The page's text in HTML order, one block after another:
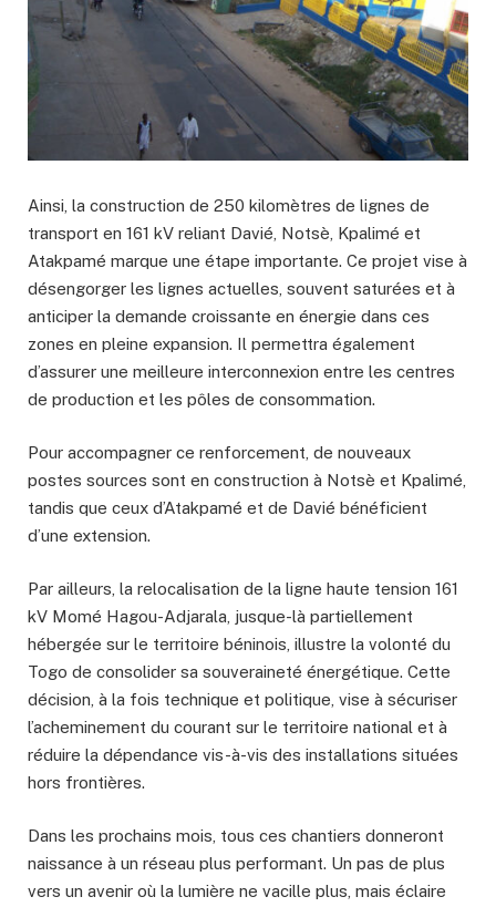
Ainsi, la construction de 250 kilomètres de lignes de
transport en 161 kV reliant Davié, Notsè, Kpalimé et
Atakpamé marque une étape importante. Ce projet vise à
désengorger les lignes actuelles, souvent saturées et à
anticiper la demande croissante en énergie dans ces
zones en pleine expansion. Il permettra également
d’assurer une meilleure interconnexion entre les centres
de production et les pôles de consommation.
Pour accompagner ce renforcement, de nouveaux
postes sources sont en construction à Notsè et Kpalimé,
tandis que ceux d’Atakpamé et de Davié bénéficient
d’une extension.
Par ailleurs, la relocalisation de la ligne haute tension 161
kV Momé Hagou-Adjarala, jusque-là partiellement
hébergée sur le territoire béninois, illustre la volonté du
Togo de consolider sa souveraineté énergétique. Cette
décision, à la fois technique et politique, vise à sécuriser
l’acheminement du courant sur le territoire national et à
réduire la dépendance vis-à-vis des installations situées
hors frontières.
Dans les prochains mois, tous ces chantiers donneront
naissance à un réseau plus performant. Un pas de plus
vers un avenir où la lumière ne vacille plus, mais éclaire